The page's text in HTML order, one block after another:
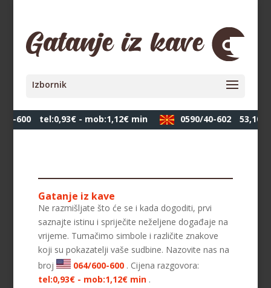
600 tel:0,93€ - mob:1,12€ min 0590/40-602 53,10
Gatanje iz kave
Ne razmišljate što će se i kada dogoditi, prvi
saznajte istinu i spriječite neželjene događaje na
vrijeme. Tumačimo simbole i različite znakove
koji su pokazatelji vaše sudbine. Nazovite nas na
broj
064/600-600 . Cijena razgovora:
tel:0,93€ - mob:1,12€ min .